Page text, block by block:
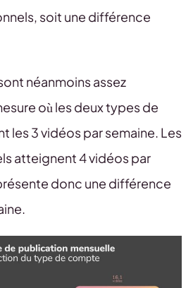
soit une différence
néanmoins assez
où les deux types de
les 3 vidéos par semaine. Les
atteignent 4 vidéos par
donc une différence